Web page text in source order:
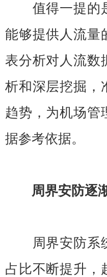
值得一提的
能够提供人流量
表分析对人流数
析和深层挖掘，
趋势，为机场管
据参考依据。
周界安防逐
周界安防系统
占比不断提升，